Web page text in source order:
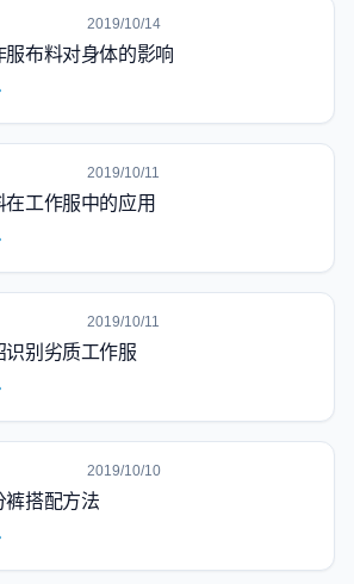
2019/10/14
服布料对身体的影响
2019/10/11
在工作服中的应用
2019/10/11
识别劣质工作服
2019/10/10
裤搭配方法